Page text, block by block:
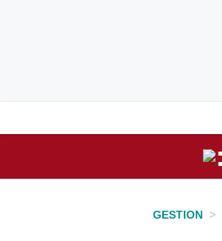
Perú
GESTION >